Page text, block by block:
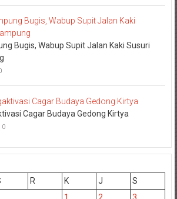
Bugis, Wabup Supit Jalan Kaki Susuri
Cagar Budaya Gedong Kirtya
0
R K J
S
1
2 3